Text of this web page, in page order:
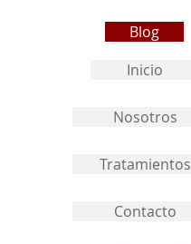
Blog
Inicio
Nosotros
Tratamientos
Contacto